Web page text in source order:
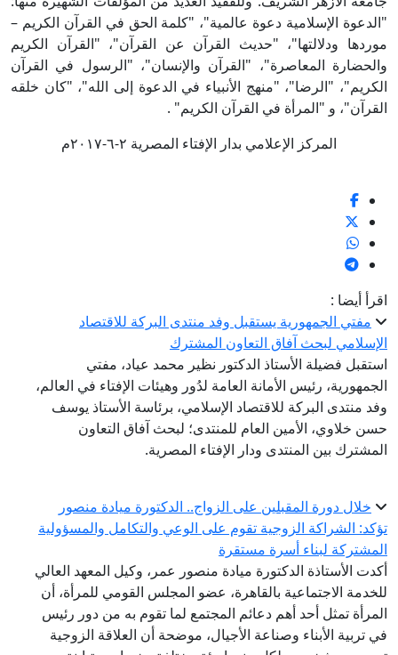
"الدعوة الإسلامية دعوة عالمية"، "كلمة الحق في القرآن الكريم –
موردها ودلالتها"، "حديث القرآن عن القرآن"، "القرآن الكريم
والحضارة المعاصرة"، "القرآن والإنسان"، "الرسول في القرآن
الكريم"، "الرضا"، "منهج الأنبياء في الدعوة إلى الله"، "كان خلقه
القرآن"، و "المرأة في القرآن الكريم" .
المركز الإعلامي بدار الإفتاء المصرية ٢-٦-٢٠١٧م
اقرأ أيضا :
مفتي الجمهورية يستقبل وفد منتدى البركة للاقتصاد
الإسلامي لبحث آفاق التعاون المشترك
استقبل فضيلة الأستاذ الدكتور نظير محمد عياد، مفتي
الجمهورية، رئيس الأمانة العامة لدُور وهيئات الإفتاء في العالم،
وفد منتدى البركة للاقتصاد الإسلامي، برئاسة الأستاذ يوسف
حسن خلاوي، الأمين العام للمنتدى؛ لبحث آفاق التعاون
المشترك بين المنتدى ودار الإفتاء المصرية.
خلال دورة المقبلين على الزواج.. الدكتورة ميادة منصور
تؤكد: الشراكة الزوجية تقوم على الوعي والتكامل والمسؤولية
المشتركة لبناء أسرة مستقرة
أكدت الأستاذة الدكتورة ميادة منصور عمر، وكيل المعهد العالي
للخدمة الاجتماعية بالقاهرة، عضو المجلس القومي للمرأة، أن
المرأة تمثل أحد أهم دعائم المجتمع لما تقوم به من دور رئيس
في تربية الأبناء وصناعة الأجيال، موضحة أن العلاقة الزوجية